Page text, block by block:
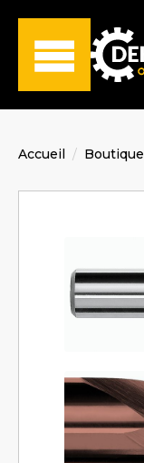
Accueil Boutique